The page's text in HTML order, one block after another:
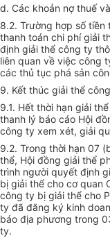
d. Các khoản nợ thuế
8.2. Trường hợp số
thanh toán chi phí giải
định giải thể công ty
liên quan về việc công
các thủ tục phá sản
9. Kết thúc giải thể
9.1. Hết thời hạn giải
thanh lý báo cáo Hội
công ty xem xét, giải
9.2. Trong thời hạn 07
thể, Hội đồng giải thể
trình người quyết định
bị giải thể cho cơ quan
công ty bị giải thể cho
ty đã đăng ký kinh
báo địa phương trong
ty.